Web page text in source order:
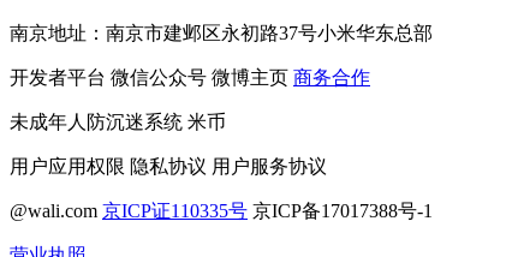
南京地址：南京市建邺区永初路37号小米华东总部
开发者平台 微信公众号 微博主页 商务合作
未成年人防沉迷系统 米币
用户应用权限 隐私协议 用户服务协议
@wali.com 京ICP证110335号 京ICP备17017388号-1